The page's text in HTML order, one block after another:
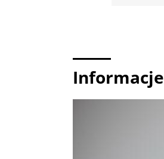
Informacje